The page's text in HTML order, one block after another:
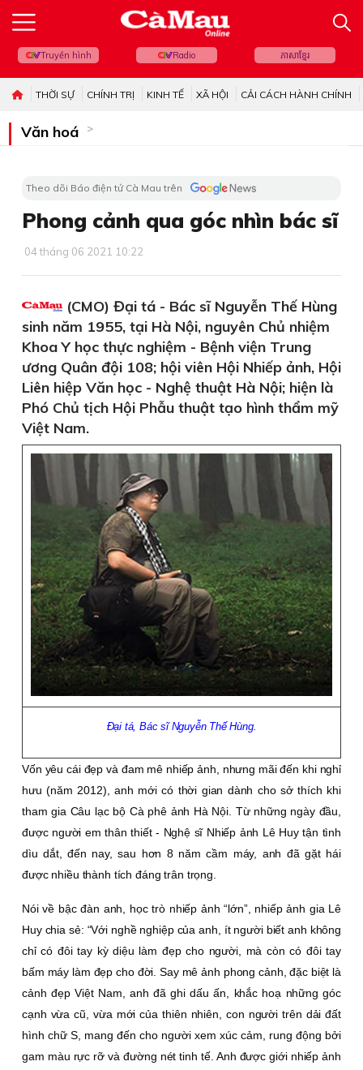
Truyền hình Radio ភាសាខ្មែរ
THỜI SỰ CHÍNH TRỊ KINH TẾ XÃ HỘI CẢI CÁCH HÀNH CHÍNH
Văn hoá
Theo dõi Báo điện tử Cà Mau trên
Phong cảnh qua góc nhìn bác sĩ
04 tháng 06 2021 10:22
(CMO) Đại tá - Bác sĩ Nguyễn Thế Hùng
sinh năm 1955, tại Hà Nội, nguyên Chủ nhiệm
Khoa Y học thực nghiệm - Bệnh viện Trung
ương Quân đội 108; hội viên Hội Nhiếp ảnh, Hội
Liên hiệp Văn học - Nghệ thuật Hà Nội; hiện là
Phó Chủ tịch Hội Phẫu thuật tạo hình thẩm mỹ
Việt Nam.
Ðại tá, Bác sĩ Nguyễn Thế Hùng.
Vốn yêu cái đẹp và đam mê nhiếp ảnh, nhưng mãi đến khi nghỉ
hưu (năm 2012), anh mới có thời gian dành cho sở thích khi
tham gia Câu lạc bộ Cà phê ảnh Hà Nội. Từ những ngày đầu,
được người em thân thiết - Nghệ sĩ Nhiếp ảnh Lê Huy tận tình
dìu dắt, đến nay, sau hơn 8 năm cầm máy, anh đã gặt hái
được nhiều thành tích đáng trân trọng.
Nói về bậc đàn anh, học trò nhiếp ảnh “lớn”, nhiếp ảnh gia Lê
Huy chia sẻ: “Với nghề nghiệp của anh, ít người biết anh không
chỉ có đôi tay kỳ diệu làm đẹp cho người, mà còn có đôi tay
bấm máy làm đẹp cho đời. Say mê ảnh phong cảnh, đặc biệt là
cảnh đẹp Việt Nam, anh đã ghi dấu ấn, khắc hoạ những góc
cạnh vừa cũ, vừa mới của thiên nhiên, con người trên dải đất
hình chữ S, mang đến cho người xem xúc cảm, rung động bởi
gam màu rực rỡ và đường nét tinh tế. Anh được giới nhiếp ảnh